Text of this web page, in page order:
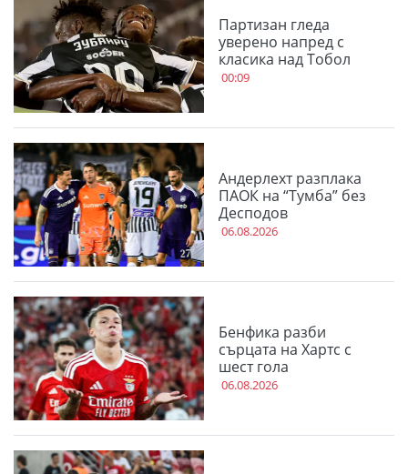
Партизан гледа
уверено напред с
класика над Тобол
00:09
Андерлехт разплака
ПАОК на “Тумба” без
Десподов
06.08.2026
Бенфика разби
сърцата на Хартс с
шест гола
06.08.2026